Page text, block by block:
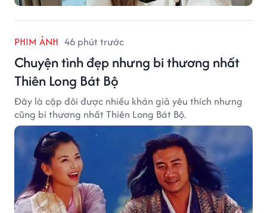
PHIM ẢNH 46 phút trước
Chuyện tình đẹp nhưng bi thương nhất
Thiên Long Bát Bộ
Đây là cặp đôi được nhiều khán giả yêu thích nhưng
cũng bi thương nhất Thiên Long Bát Bộ.